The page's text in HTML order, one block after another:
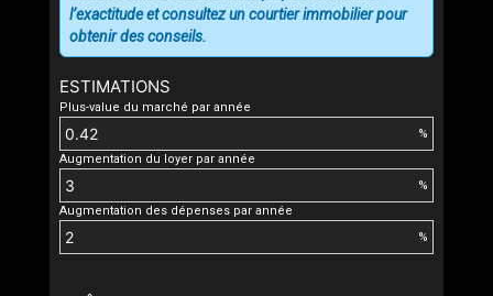
ESTIMATIONS
Plus-value du marché par année
%
Augmentation du loyer par année
%
Augmentation des dépenses par année
%
l’exactitude et consultez un courtier immobilier pour
obtenir des conseils.